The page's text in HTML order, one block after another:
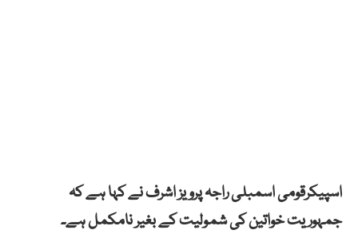
اسپیکرقومی اسمبلی راجہ پرویز اشرف نے کہا ہے کہ
جمہوریت خواتین کی شمولیت کے بغیر نامکمل ہے۔